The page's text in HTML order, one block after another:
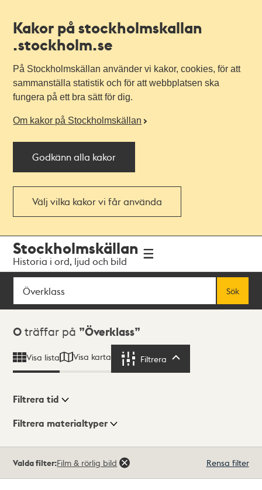
Kakor på stockholmskallan
.stockholm.se
På Stockholmskällan använder vi kakor, cookies, för att
sammanställa statistik och för att webbplatsen ska
fungera på ett bra sätt för dig.
Om kakor på Stockholmskällan
Godkänn alla kakor
Välj vilka kakor vi får använda
navigationen
huvudinnehållet
Stockholmskällan
Historia i ord, ljud och bild
Sök
Sök
Sökresultat
0 träffar på Överklass
Visa lista Visa karta Filtrera
Visningsläge
Filtrera tid
Filtrera materialtyper
träffar
Valda filter:Film & rörlig bild Rensa filter